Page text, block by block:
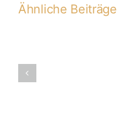
Ähnliche Beiträge